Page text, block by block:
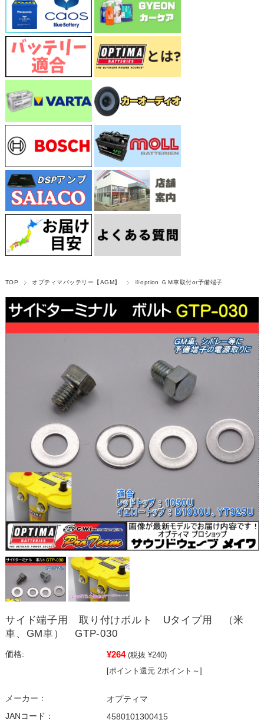
TOP オプティマバッテリー【AGM】 ※option ＧＭ車取付or予備端子
サイド端子用 取り付けボルト Uタイプ用 （米
車、GM車） GTP-030
価格: ¥264 (税抜 ¥240)
[ポイント還元 2ポイント～]
メーカー：
オプティマ
JANコード：
4580101300415